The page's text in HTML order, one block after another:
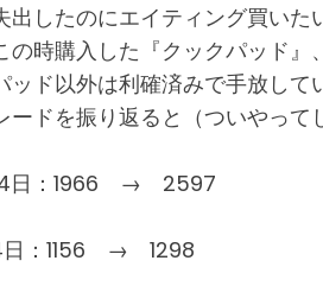
出したのにエイティング買いた
の時購入した『クックパッド
ド以外は利確済みで手放して
ードを振り返ると（ついやって
14日：1966 → 2597
日：1156 → 1298